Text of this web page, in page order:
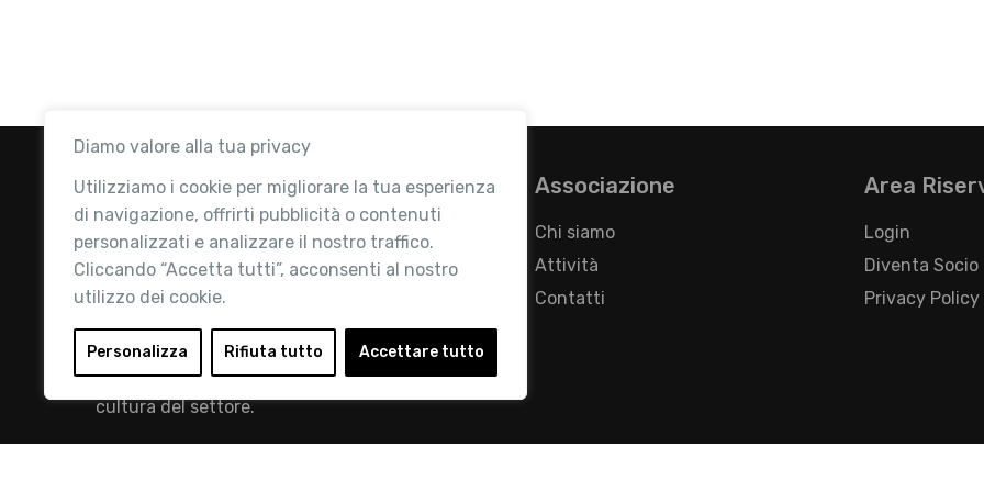
Diamo valore alla tua privacy
Utilizziamo i cookie per migliorare la tua esperienza
di navigazione, offrirti pubblicità o contenuti
personalizzati e analizzare il nostro traffico.
Cliccando “Accetta tutti”, acconsenti al nostro
utilizzo dei cookie.
Personalizza Rifiuta tutto Accettare tutto
Retail Institute Italy è l’Associazione di
riferimento per l'Ecosistema Retail: la nostra
mission è quella di promuovere lo sviluppo e la
cultura del settore.
Associazione
Chi siamo
Attività
Contatti
Area
Login
Diventa Socio
Privacy Policy